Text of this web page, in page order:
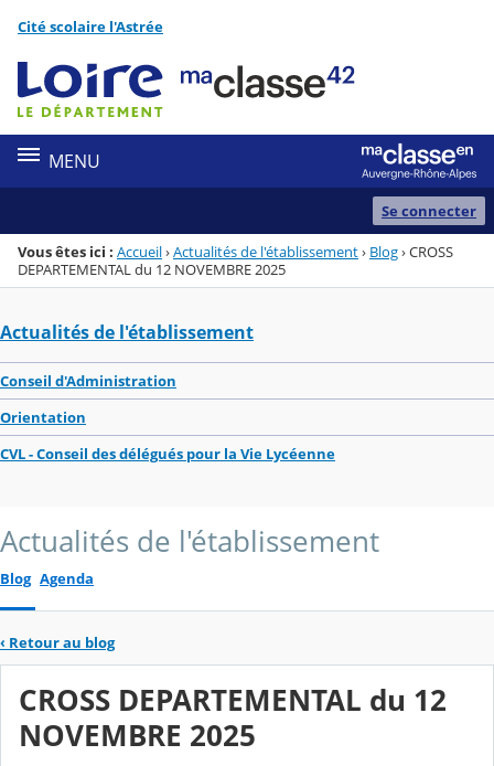
Menu de la rubrique
Contenu
Cité scolaire l'Astrée
MENU
Se connecter
Vous êtes ici : Accueil›Actualités de l'établissement› Blog›CROSS
DEPARTEMENTAL du 12 NOVEMBRE 2025
Actualités de l'établissement
Conseil d'Administration
Orientation
CVL - Conseil des délégués pour la Vie Lycéenne
Actualités de l'établissement
Blog Agenda
‹ Retour au blog
CROSS DEPARTEMENTAL du 12
NOVEMBRE 2025